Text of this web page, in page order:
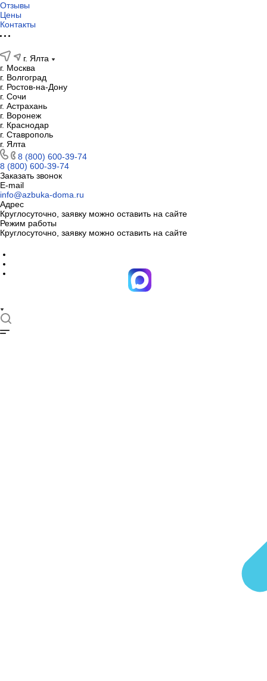
Отзывы
Цены
Контакты
г. Ялта
г. Москва
г. Волгоград
г. Ростов-на-Дону
г. Сочи
г. Астрахань
г. Воронеж
г. Краснодар
г. Ставрополь
г. Ялта
8 (800) 600-39-74
8 (800) 600-39-74
Заказать звонок
E-mail
info@azbuka-doma.ru
Адрес
Круглосуточно, заявку можно оставить на сайте
Режим работы
Круглосуточно, заявку можно оставить на сайте